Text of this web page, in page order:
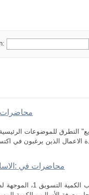
محاضرات
التطرق للموضوعات الرئيسية
محاضرات في
هذه المطبوعة هي مجموعة